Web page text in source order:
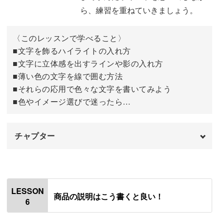
丸ペンで線を練習する
角文字の練習をする
丸文字の練習をする
おわりに
ら、練習を重ねていきましょう。
〈このレッスンで学べること〉
■文字を飾るハイライトの入れ方
■文字に立体感を出すラインや影の入れ方
■薄い色の文字を線で囲む方法
■それらの応用で色々な文字を書いてみよう
■色やイメージ選びで迷ったら…
チャプター
はじめに
使用材料・道具
LESSON
6
商品の説明はこう書くと良い！